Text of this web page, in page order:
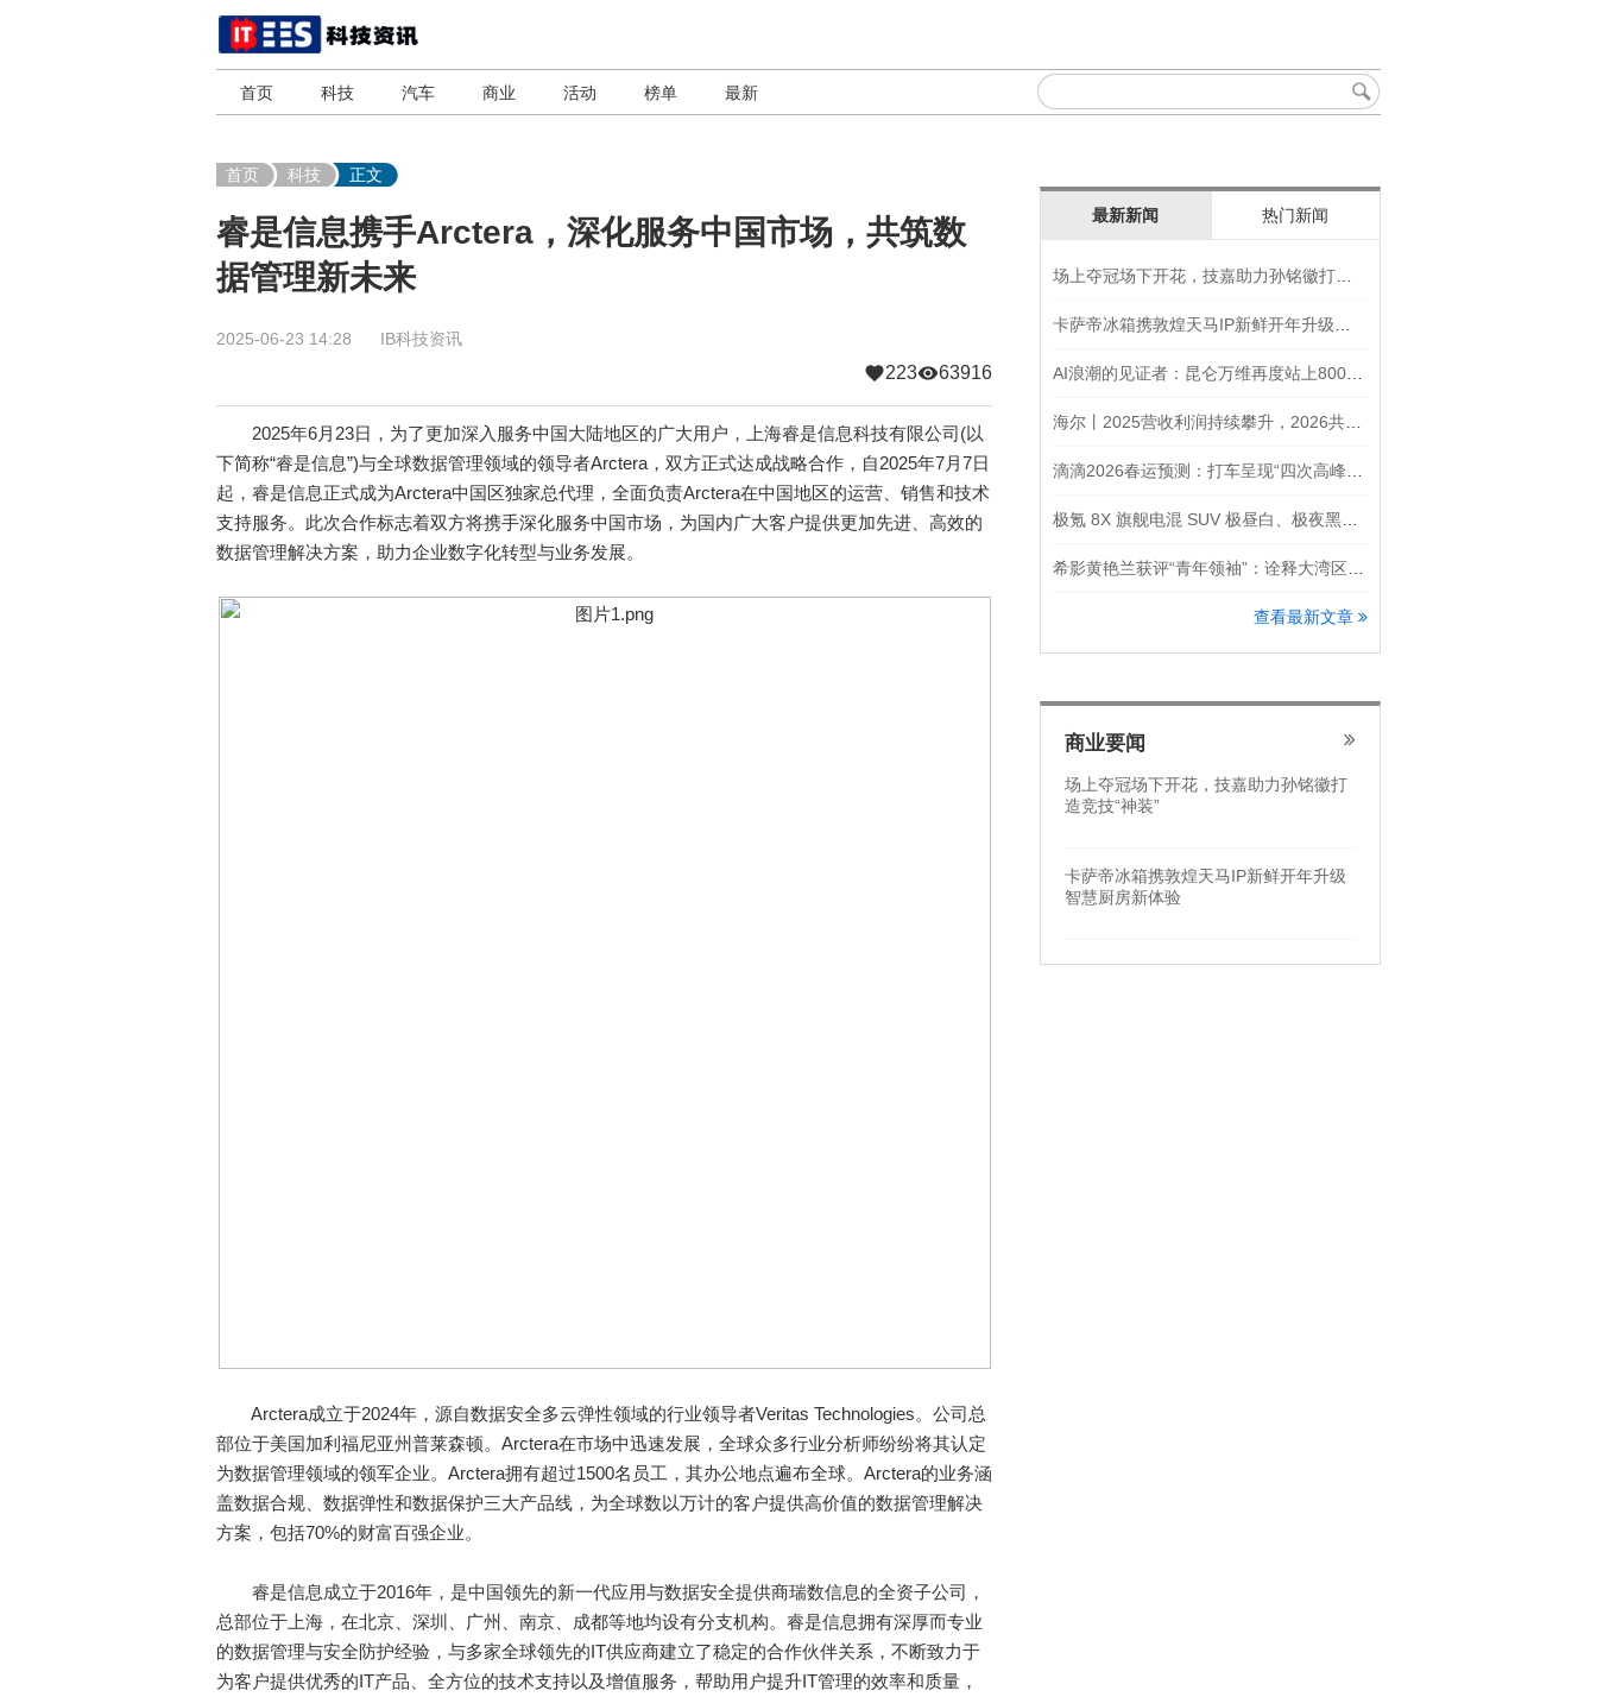
首页 科技 汽车 商业 活动 榜单 最新
首页 科技 正文
睿是信息携手Arctera，深化服务中国市场，共筑数
据管理新未来
2025-06-23 14:28 IB科技资讯
223 63916
2025年6月23日，为了更加深入服务中国大陆地区的广大用户，上海睿是信息科技有限公司(以
下简称“睿是信息”)与全球数据管理领域的领导者Arctera，双方正式达成战略合作，自2025年7月7日
起，睿是信息正式成为Arctera中国区独家总代理，全面负责Arctera在中国地区的运营、销售和技术
支持服务。此次合作标志着双方将携手深化服务中国市场，为国内广大客户提供更加先进、高效的
数据管理解决方案，助力企业数字化转型与业务发展。
Arctera成立于2024年，源自数据安全多云弹性领域的行业领导者Veritas Technologies。公司总
部位于美国加利福尼亚州普莱森顿。Arctera在市场中迅速发展，全球众多行业分析师纷纷将其认定
为数据管理领域的领军企业。Arctera拥有超过1500名员工，其办公地点遍布全球。Arctera的业务涵
盖数据合规、数据弹性和数据保护三大产品线，为全球数以万计的客户提供高价值的数据管理解决
方案，包括70%的财富百强企业。
睿是信息成立于2016年，是中国领先的新一代应用与数据安全提供商瑞数信息的全资子公司，
总部位于上海，在北京、深圳、广州、南京、成都等地均设有分支机构。睿是信息拥有深厚而专业
的数据管理与安全防护经验，与多家全球领先的IT供应商建立了稳定的合作伙伴关系，不断致力于
为客户提供优秀的IT产品、全方位的技术支持以及增值服务，帮助用户提升IT管理的效率和质量，
最新新闻 热门新闻
查看最新文章
商业要闻
场上夺冠场下开花，技嘉助力孙铭徽打
造竞技“神装”
卡萨帝冰箱携敦煌天马IP新鲜开年升级
智慧厨房新体验